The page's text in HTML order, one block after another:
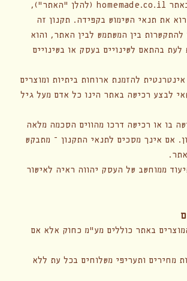
עם שימוש וגלישה באתר homemade.co.il (להלן "האתר"),
את תנאי השימוש בקפידה. תקנון זה
להתקשרות בין המשתמש לבין האתר, והוא
לעת בהתאם לשינויים בעסק או בשינויים
להזמנת ארוחות ביתיות ומוצרים
לבצע רכישה באתר הינו כל אדם מעל גיל
בו או רכישה דרכו מהווים הסכמה מלאה
אם אינך מסכים לתנאי התקנון – מתבקש
ממוחשב של העסק יהווה ראיה לאישור
באתר כוללים מע"מ כחוק אלא אם
מחירים ותעריפי משלוחים בכל עת ללא